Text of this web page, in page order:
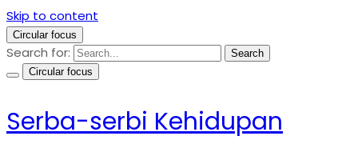
Skip to content
Circular focus
Search for:
Search
Circular focus
Serba-serbi Kehidupan